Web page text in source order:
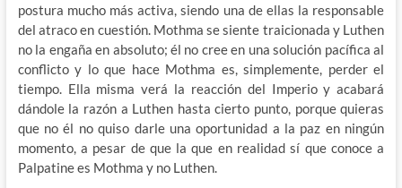
postura mucho más activa, siendo una de ellas la responsable
del atraco en cuestión. Mothma se siente traicionada y Luthen
no la engaña en absoluto; él no cree en una solución pacífica al
conflicto y lo que hace Mothma es, simplemente, perder el
tiempo. Ella misma verá la reacción del Imperio y acabará
dándole la razón a Luthen hasta cierto punto, porque quieras
que no él no quiso darle una oportunidad a la paz en ningún
momento, a pesar de que la que en realidad sí que conoce a
Palpatine es Mothma y no Luthen.